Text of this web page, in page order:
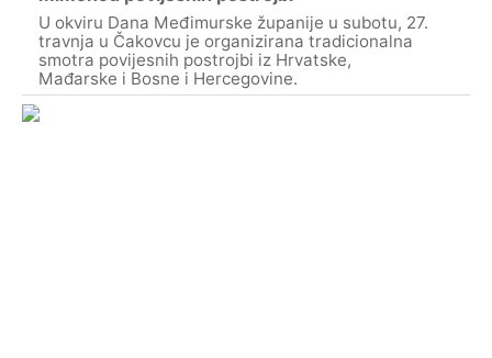
U okviru Dana Međimurske županije u subotu, 27.
travnja u Čakovcu je organizirana tradicionalna
smotra povijesnih postrojbi iz Hrvatske,
Mađarske i Bosne i Hercegovine.